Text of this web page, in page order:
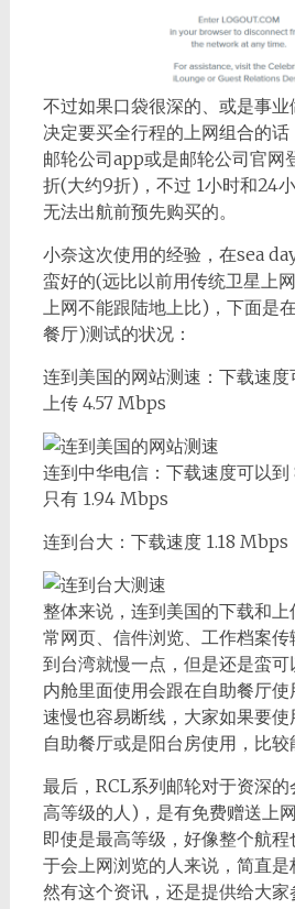
不过如果口袋很深的、或是事
决定要买全行程的上网组合的
邮轮公司app或是邮轮公司官网
折(大约9折)，不过 1小时和24
无法出航前预先购买的。
小奈这次使用的经验，在sea
蛮好的(远比以前用传统卫星上
上网不能跟陆地上比)，下面是
餐厅)测试的状况：
连到美国的网站测速：下载速度
上传 4.57 Mbps
连到中华电信：下载速度可以
只有 1.94 Mbps
连到台大：下载速度 1.18 Mbps
整体来说，连到美国的下载和
常网页、信件浏览、工作档案
到台湾就慢一点，但是还是蛮
内舱里面使用会跟在自助餐厅
速慢也容易断线，大家如果要
自助餐厅或是阳台房使用，比较
最后，RCL系列邮轮对于资深
高等级的人)，是有免费赠送上
即使是最高等级，好像整个航
于会上网浏览的人来说，简直
然有这个资讯，还是提供给大家